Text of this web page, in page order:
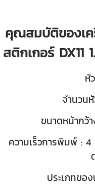
คุณสมบัติของเ
สติกเกอร์
หั
จำนวน
ขนาดหน้ากว้
ความเร็วการพิมพ์ :
ประเภทขอ